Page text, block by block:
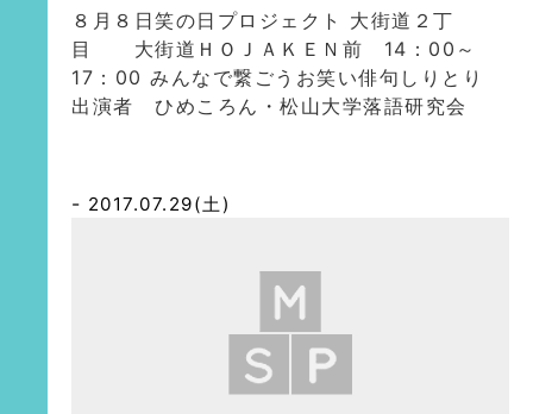
８月８日笑の日プロジェクト 大街道２丁
目 大街道ＨＯＪＡＫＥＮ前 14：00～
17：00 みんなで繋ごうお笑い俳句しりとり
出演者 ひめころん・松山大学落語研究会
2017.07.29(土)